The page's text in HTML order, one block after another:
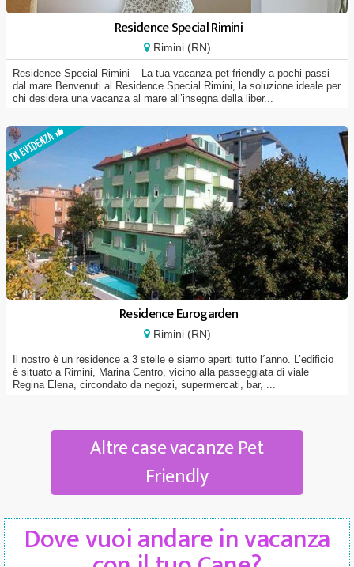
Residence Special Rimini
Rimini (RN)
Residence Special Rimini – La tua vacanza pet friendly a pochi passi
dal mare Benvenuti al Residence Special Rimini, la soluzione ideale per
chi desidera una vacanza al mare all’insegna della liber...
Residence Eurogarden
Rimini (RN)
Il nostro è un residence a 3 stelle e siamo aperti tutto l´anno. L’edificio
è situato a Rimini, Marina Centro, vicino alla passeggiata di viale
Regina Elena, circondato da negozi, supermercati, bar, ...
Altre case vacanze Pet
Friendly
Dove vuoi andare in vacanza